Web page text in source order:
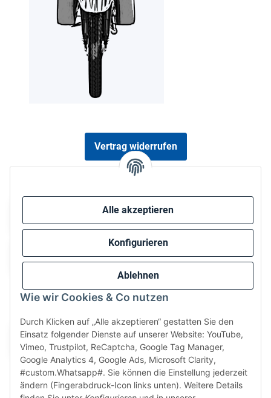
Alle akzeptieren
Konfigurieren
Ablehnen
Wie wir Cookies & Co nutzen
Durch Klicken auf „Alle akzeptieren“ gestatten Sie den
Einsatz folgender Dienste auf unserer Website: YouTube,
Vimeo, Trustpilot, ReCaptcha, Google Tag Manager,
Google Analytics 4, Google Ads, Microsoft Clarity,
#custom.Whatsapp#. Sie können die Einstellung jederzeit
ändern (Fingerabdruck-Icon links unten). Weitere Details
Vertrag widerrufen
Wir versenden via: